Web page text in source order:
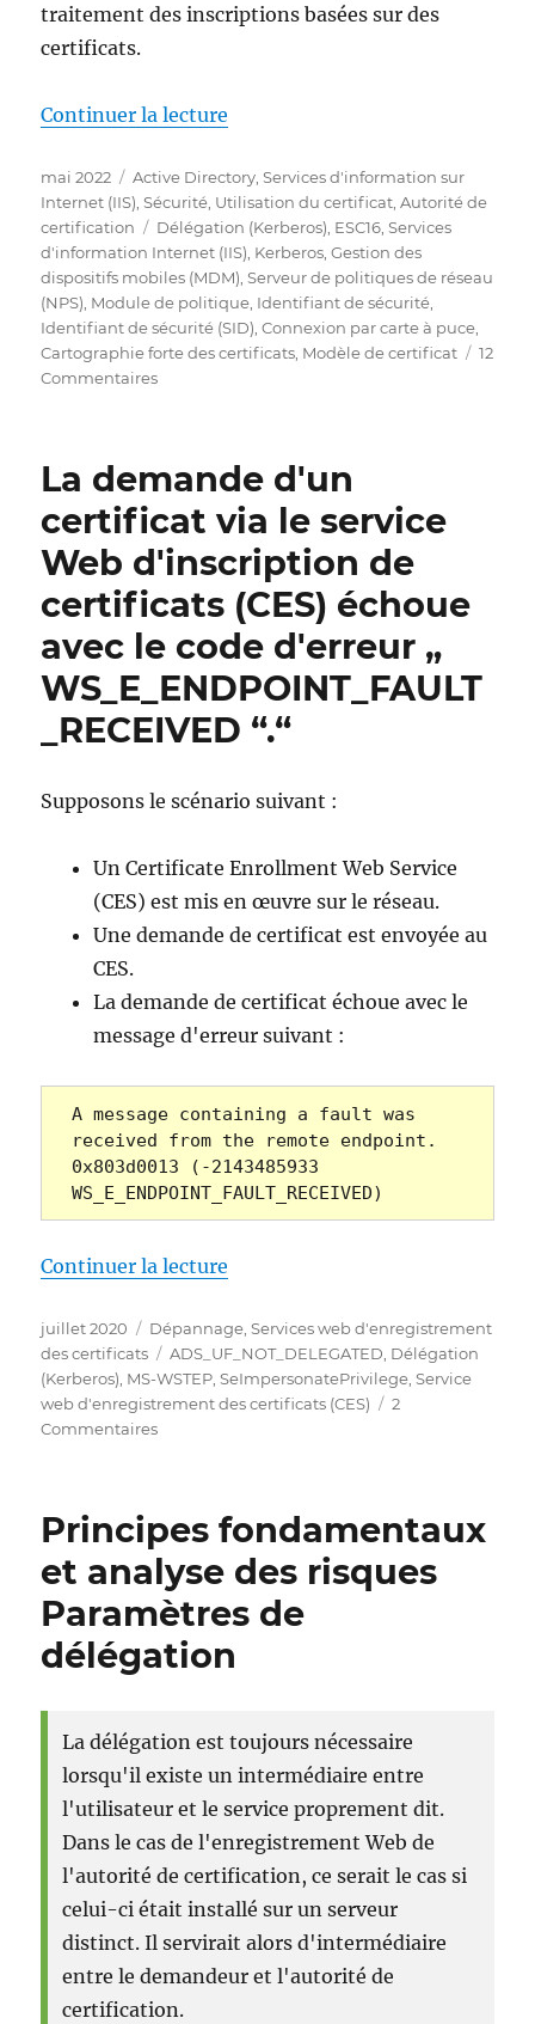
traitement des inscriptions basées sur des
certificats.
Continuer la lecture
Publié
le
mai 2022 Catégories
Active Directory ,Services d'information sur
Internet (IIS) ,Sécurité Utilisation du certificat ,Autorité de
certification
Étiquettes
Délégation (Kerberos) ESC16 ,Services
d'information Internet (IIS) Kerberos ,Gestion des
dispositifs mobiles (MDM) ,Serveur de politiques de réseau
(NPS) Module de politique Identifiant de sécurité
Identifiant de sécurité (SID) ,Connexion par carte à puce
Cartographie forte des certificats Modèle de certificat
12
Commentairessur
Zertifikatausstellung
an
der
zertifikatbasierten
Anmeldung
Active
Directory
mit
dem
Windows
10.
Mai
2022
La demande d'un
certificat via le service
Web d'inscription de
certificats (CES) échoue
avec le code d'erreur „
WS_E_ENDPOINT_FAULT
_RECEIVED “.“
Supposons le scénario suivant :
Un Certificate Enrollment Web Service
(CES) est mis en œuvre sur le réseau.
Une demande de certificat est envoyée au
CES.
La demande de certificat échoue avec le
message d'erreur suivant :
A message containing a fault was
received from the remote endpoint.
0x803d0013 (-2143485933
WS_E_ENDPOINT_FAULT_RECEIVED)
Continuer la lecture
Publié
le
juillet 2020 Catégories
Dépannage,Services web d'enregistrement
des certificats
Étiquettes
ADS_UF_NOT_DELEGATED, Délégation
(Kerberos), MS-WSTEP,SeImpersonatePrivilege,Service
web d'enregistrement des certificats (CES)
2
Commentairessur
Zertifikats
über
den
Certificate
Enrollment
Web
schlägt
fehl
mit
dem
Fehlercode
„WS_E_ENDPOINT_FAULT_RECEIVED“
Principes fondamentaux
et analyse des risques
Paramètres de
délégation
La délégation est toujours nécessaire
lorsqu'il existe un intermédiaire entre
l'utilisateur et le service proprement dit.
Dans le cas de l'enregistrement Web de
l'autorité de certification, ce serait le cas si
celui-ci était installé sur un serveur
distinct. Il servirait alors d'intermédiaire
entre le demandeur et l'autorité de
certification.